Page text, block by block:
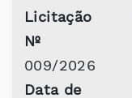
Licitação
Nº
009/2026
Data de